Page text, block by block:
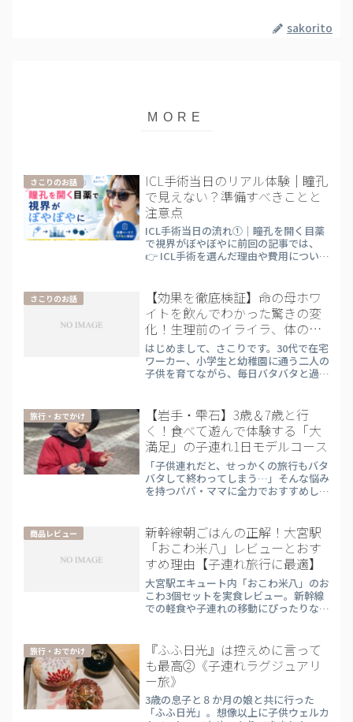
sakorito
さこりのお話
ICL手術当日のリアル体験｜瞳孔
で見えない？準備すべきことと
注意点
ICL手術当日の流れ①｜瞳孔を開く目薬
で視界がぼやぼやに前回の記事では、
👉 ICL手術を選んだ理由や費用について
👉 ICL手術当日のリアルな流れを体験ベ
ースで解説し...
さこりのお話
【効果を徹底検証】命の母ホワ
イトを飲んでわかった驚きの変
化！生理前のイライラ、体のだ
るさが劇的に改善!?
はじめまして、さこりです。30代で在宅
ワーカー、小学生と幼稚園に通う二人の
子供を育てながら、毎日バタバタと過ご
しても運動不足になりがちで、家事と育
児に追われる毎日の中で...
旅行・おでかけ
【岩手・雫石】3歳＆7歳と行
く！食べて遊んで体験する「大
満足」の子連れ1日モデルコース
「子供連れだと、せっかくの旅行もバタ
バタして終わってしまう…」そんな悩み
を持つパパ・ママに全力でおすすめした
に、岩手の「美味しい」と「手作り」を
遊び尽くす、移動距離の短...
商品レビュー
新幹線朝ごはんの正解！大宮駅
「おこわ米八」レビューとおす
すめ理由【子連れ旅行に最適】
大宮駅エキュート内「おこわ米八」のお
こわ3個セットを実食レビュー。新幹線
での軽食や子連れの移動にぴったりな量
おすすめ！
旅行・おでかけ
『ふふ日光』は控えめに言って
も最高②《子連れラグジュアリ
ー旅》
3歳の息子と８か月の娘と共に行った
「ふふ日光」。想像以上に子供ウェルカ